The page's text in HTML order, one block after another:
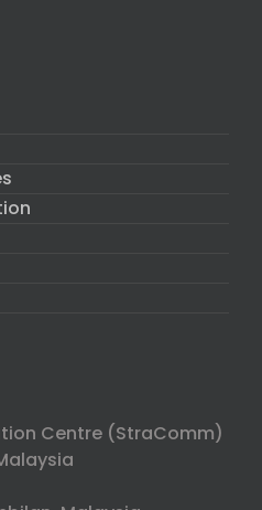
Centre (StraComm)